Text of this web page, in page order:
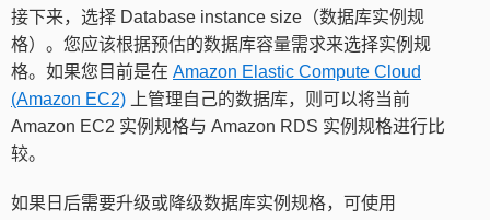
接下来，选择 Database instance size（数据库实例规
格）。您应该根据预估的数据库容量需求来选择实例规
格。如果您目前是在 Amazon Elastic Compute Cloud
(Amazon EC2) 上管理自己的数据库，则可以将当前
Amazon EC2 实例规格与 Amazon RDS 实例规格进行比
较。
如果日后需要升级或降级数据库实例规格，可使用